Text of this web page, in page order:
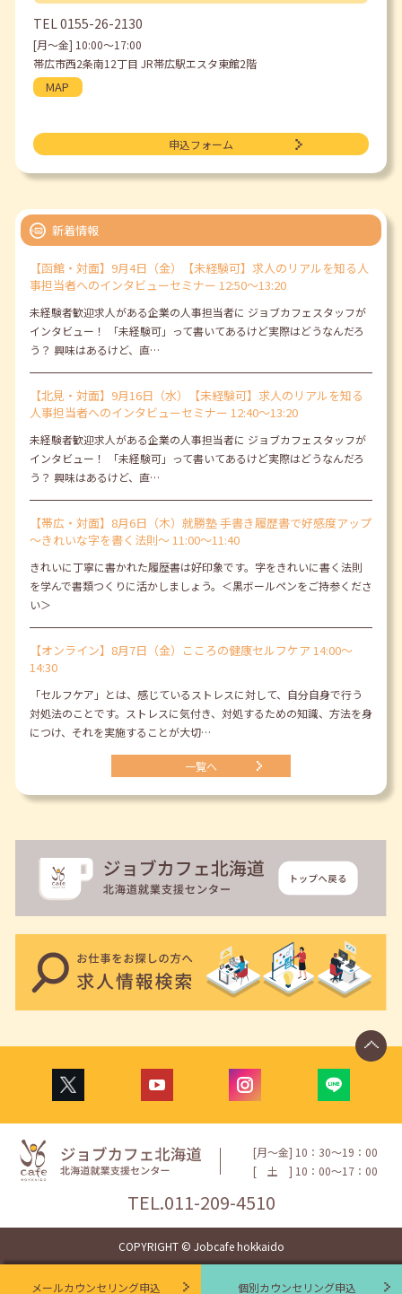
個別カウンセリング申込
メールカウンセリング申込
TEL 0155-26-2130
[月〜金] 10:00〜17:00
帯広市西2条南12丁目 JR帯広駅エスタ東館2階
MAP
申込フォーム
新着情報
【函館・対面】9月4日（金）【未経験可】求人のリアルを知る人
事担当者へのインタビューセミナー 12:50～13:20
未経験者歓迎求人がある企業の人事担当者に ジョブカフェスタッフが
インタビュー！ 「未経験可」って書いてあるけど実際はどうなんだろ
う？ 興味はあるけど、直…
【北見・対面】9月16日（水）【未経験可】求人のリアルを知る
人事担当者へのインタビューセミナー 12:40～13:20
未経験者歓迎求人がある企業の人事担当者に ジョブカフェスタッフが
インタビュー！ 「未経験可」って書いてあるけど実際はどうなんだろ
う？ 興味はあるけど、直…
【帯広・対面】8月6日（木）就勝塾 手書き履歴書で好感度アップ
～きれいな字を書く法則～ 11:00～11:40
きれいに丁寧に書かれた履歴書は好印象です。字をきれいに書く法則
を学んで書類つくりに活かしましょう。＜黒ボールペンをご持参くださ
い＞
【オンライン】8月7日（金）こころの健康セルフケア 14:00～
14:30
「セルフケア」とは、感じているストレスに対して、自分自身で行う
対処法のことです。ストレスに気付き、対処するための知識、方法を身
につけ、それを実施することが大切…
一覧へ
[月〜金] 10：30〜19：00
[
土 ] 10：00〜17：00
TEL.011-209-4510
COPYRIGHT © Jobcafe hokkaido